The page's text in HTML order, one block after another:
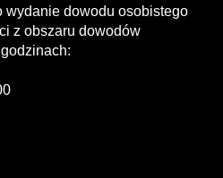
wydanie dowodu osobistego
z obszaru dowodów